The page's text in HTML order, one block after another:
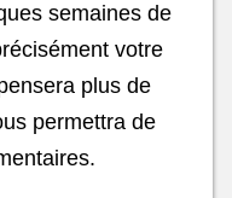
semaines de
votre
plus de
permettra de